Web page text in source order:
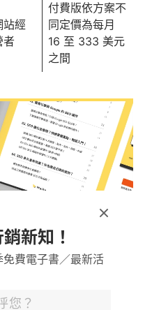
新知！
費電子書／最新活
站經
者
付費版依方案不
同定價為每月
16 至 333 美元
之間
成輔助類
文章或給予修改建議。
數據、SEO 優化與事
生常見問答。只需設
，就能得到一篇符合
的文章。